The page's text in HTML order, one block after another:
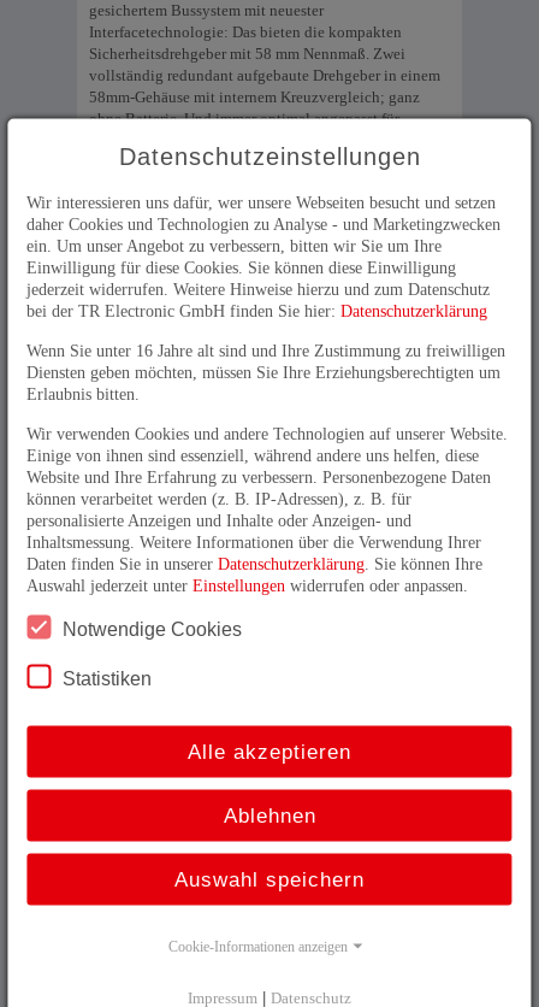
gesichertem Bussystem mit neuester
Interfacetechnologie: Das bieten die kompakten
Sicherheitsdrehgeber mit 58 mm Nennmaß. Zwei
vollständig redundant aufgebaute Drehgeber in einem
58mm-Gehäuse mit internem Kreuzvergleich; ganz
ohne Batterie. Und immer optimal angepasst für
Sicherheit keine Frage des Bauraums mehr!
SIL3 / PLe-zertifizierter Absolutdrehgeber
CD_75
Der "Bewährte" von TR Electronic mit Hohlwelle bis
20 mm . Zertifiziert nach SIL 3, PLe liefert CD_75
Position und Geschwindigkeitsinformation direkt in
PROFBUS/PROFIsafe, PROFINET/PROFIsafe,
Powerlink/openSAFETY, EtherCAT/FSoE - ganz ohne
separate Auswertebaugruppe und damit transparent von
der Welle bis zur Steuerung.
SIL3 / Ple -zertifizierte Inkrementaldrehgeber
Für die sichere Erkennung von Drehzahl, Drehrichtung
oder Stillstand gibt es die sicherheitsgerichteten
Inkrementaldrehgeber von TR Electronic. Zertifiziert
bis SIL3 ermöglichen sie in Zusammenarbeit mit einer
passenden Sicherheitsbaugruppe die Betriebsarten SLS,
SOS SSR, SDI und SSM.
Funktional sichere Produkte von TR-
Anwendungen nach Sicherheitsstandard SIL3!
Datenschutzeinstellungen
Wir interessieren uns dafür, wer unsere Webseiten besucht und setzen
daher Cookies und Technologien zu Analyse - und Marketingzwecken
ein. Um unser Angebot zu verbessern, bitten wir Sie um Ihre
Einwilligung für diese Cookies. Sie können diese Einwilligung
jederzeit widerrufen. Weitere Hinweise hierzu und zum Datenschutz
bei der TR Electronic GmbH finden Sie hier:Datenschutzerklärung
Wenn Sie unter 16 Jahre alt sind und Ihre Zustimmung zu freiwilligen
Diensten geben möchten, müssen Sie Ihre Erziehungsberechtigten um
Erlaubnis bitten.
Wir verwenden Cookies und andere Technologien auf unserer Website.
Einige von ihnen sind essenziell, während andere uns helfen, diese
Website und Ihre Erfahrung zu verbessern. Personenbezogene Daten
können verarbeitet werden (z. B. IP-Adressen), z. B. für
personalisierte Anzeigen und Inhalte oder Anzeigen- und
Inhaltsmessung. Weitere Informationen über die Verwendung Ihrer
Daten finden Sie in unsererDatenschutzerklärung . Sie können Ihre
Auswahl jederzeit unterEinstellungen widerrufen oder anpassen.
Notwendige Cookies
Statistiken
Alle akzeptieren
Ablehnen
Auswahl speichern
Cookie-Informationen anzeigen
Impressum | Datenschutz